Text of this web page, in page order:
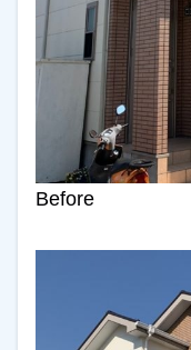
Before